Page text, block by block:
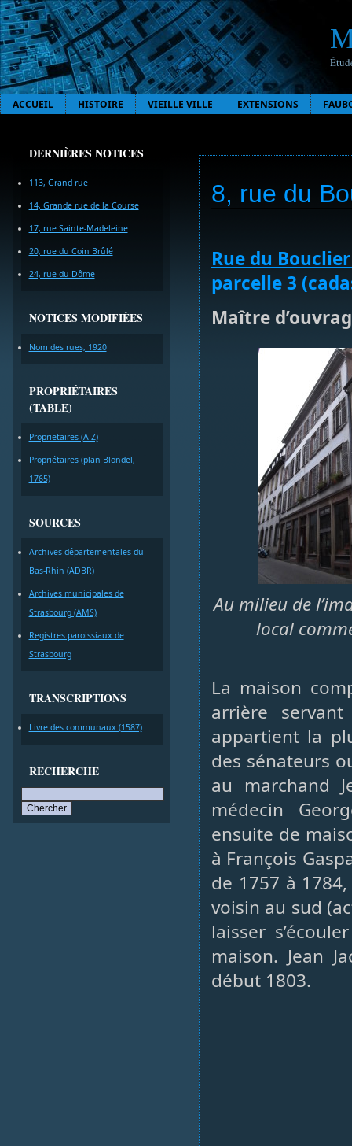
ACCUEIL HISTOIRE VIEILLE VILLE EXTENSIONS
DERNIÈRES NOTICES
113, Grand rue
14, Grande rue de la Course
17, rue Sainte-Madeleine
20, rue du Coin Brûlé
24, rue du Dôme
NOTICES MODIFIÉES
Nom des rues, 1920
PROPRIÉTAIRES
(TABLE)
Proprietaires (A-Z)
Propriétaires (plan Blondel,
1765)
SOURCES
Archives départementales du
Bas-Rhin (ADBR)
Archives municipales de
Strasbourg (AMS)
Registres paroissiaux de
Strasbourg
TRANSCRIPTIONS
Livre des communaux (1587)
RECHERCHE
8, rue du
Rue du
parcelle 3
Maître
Au milieu de
local
La maison
arrière
appartient la
des sénateurs
au marchand
médecin
ensuite de
à François
de 1757 à
voisin au sud
laisser
maison. Jean
début 1803.